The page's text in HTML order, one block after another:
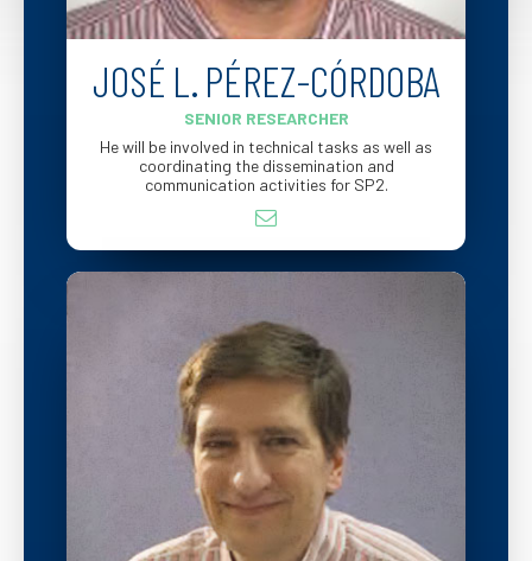
JOSÉ L. PÉREZ-CÓRDOBA
SENIOR RESEARCHER
He will be involved in technical tasks as well as
coordinating the dissemination and
communication activities for SP2.